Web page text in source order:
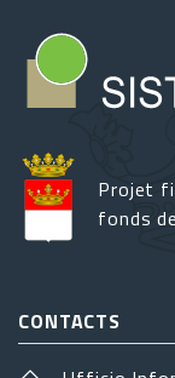
Projet
fonds
CONTACTS